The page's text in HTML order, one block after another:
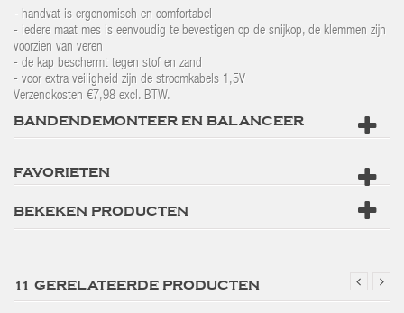
- handvat is ergonomisch en comfortabel
- iedere maat mes is eenvoudig te bevestigen op de snijkop, de klemmen zijn
voorzien van veren
- de kap beschermt tegen stof en zand
- voor extra veiligheid zijn de stroomkabels 1,5V
Verzendkosten €7,98 excl. BTW.
BANDENDEMONTEER EN BALANCEER
FAVORIETEN
BEKEKEN PRODUCTEN
11 GERELATEERDE PRODUCTEN